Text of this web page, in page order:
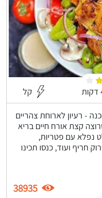
קל
- רעיון לארוחת צהריים
קצת אורח חיים בריא
נפלא עם פטריות,
חריף ועוד, כנסו תכינו
38935